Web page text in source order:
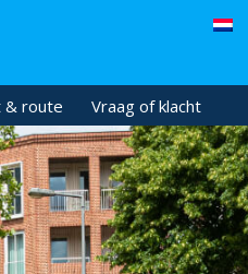
& route Vraag of klacht